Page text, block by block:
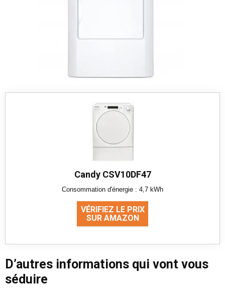
Candy CSV10DF47
Consommation d'énergie : 4,7 kWh
VÉRIFIEZ LE PRIX
SUR AMAZON
D’autres informations qui vont vous
séduire